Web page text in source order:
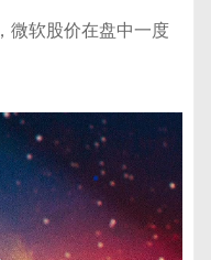
微软股价在盘中一度